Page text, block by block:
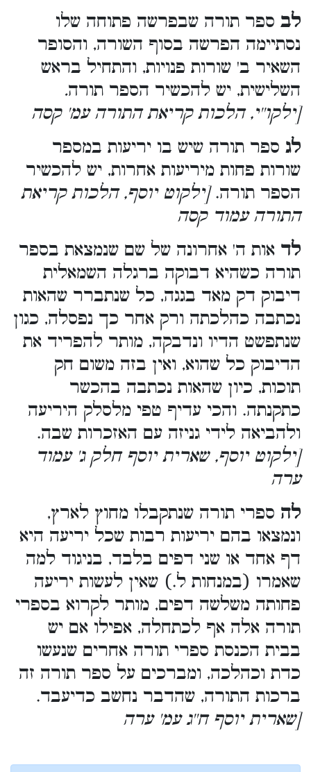
לב ספר תורה שבפרשה פתוחה שלו
נסתיימה הפרשה בסוף השורה, והסופר
השאיר ב' שורות פנויות, והתחיל בראש
השלישית, יש להכשיר הספר תורה.
[ילקו''י, הלכות קריאת התורה עמ' קסה
לג ספר תורה שיש בו יריעות במספר
שורות פחות מיריעות אחרות, יש להכשיר
הספר תורה.[ילקוט יוסף, הלכות קריאת
התורה עמוד קסה
לד אות ה' אחרונה של שם שנמצאת בספר
תורה כשהיא דבוקה ברגלה השמאלית
דיבוק דק מאד בגגה, כל שנתברר שהאות
נכתבה כהלכתה ורק אחר כך נפסלה, כגון
שנתפשט הדיו ונדבקה, מותר להפריד את
הדיבוק כל שהוא, ואין בזה משום חק
תוכות, כיון שהאות נכתבה בהכשר
כתקנתה. והכי עדיף טפי מלסלק היריעה
ולהביאה לידי גניזה עם האזכרות שבה.
[ילקוט יוסף, שארית יוסף חלק ג' עמוד
ערה
לה ספרי תורה שנתקבלו מחוץ לארץ,
ונמצאו בהם יריעות רבות שכל יריעה היא
דף אחד או שני דפים בלבד, בניגוד למה
שאמרו (במנחות ל.) שאין לעשות יריעה
פחותה משלשה דפים, מותר לקרוא בספרי
תורה אלה אף לכתחלה, אפילו אם יש
בבית הכנסת ספרי תורה אחרים שנעשו
כדת וכהלכה, ומברכים על ספר תורה זה
ברכות התורה, שהדבר נחשב כדיעבד.
[שארית יוסף ח''ג עמ' ערה